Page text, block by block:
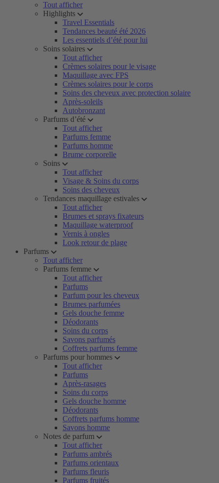
Tout afficher
Highlights
Travel Essentials
Tendances beauté été 2026
Les essentiels d’été pour lui
Soins solaires
Tout afficher
Crèmes solaires pour le visage
Maquillage avec FPS
Crèmes solaires pour le corps
Soins des cheveux avec protection solaire
Après-soleils
Autobronzant
Parfums d’été
Tout afficher
Parfums femme
Parfums homme
Brume corporelle
Soins
Tout afficher
Visage & Soins du corps
Soins des cheveux
Tendances maquillage estivales
Tout afficher
Brumes et sprays fixateurs
Maquillage waterproof
Vernis à ongles
Look retour de plage
Parfums
Tout afficher
Parfums femme
Tout afficher
Parfums
Parfum pour les cheveux
Brumes parfumées
Gels douche femme
Déodorants
Soins du corps
Savons parfumés
Coffrets parfums femme
Parfums pour hommes
Tout afficher
Parfums
Après-rasages
Soins du corps
Gels douche homme
Déodorants
Coffrets parfums homme
Savons homme
Notes de parfum
Tout afficher
Parfums ambrés
Parfums orientaux
Parfums fleuris
Parfums fruités